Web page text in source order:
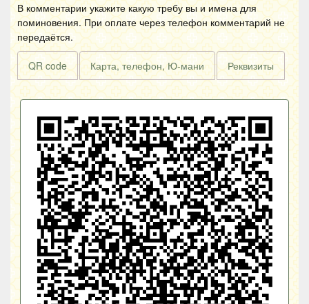
В комментарии укажите какую требу вы и имена для
поминовения. При оплате через телефон комментарий не
передаётся.
QR code Карта, телефон, Ю-мани Реквизиты